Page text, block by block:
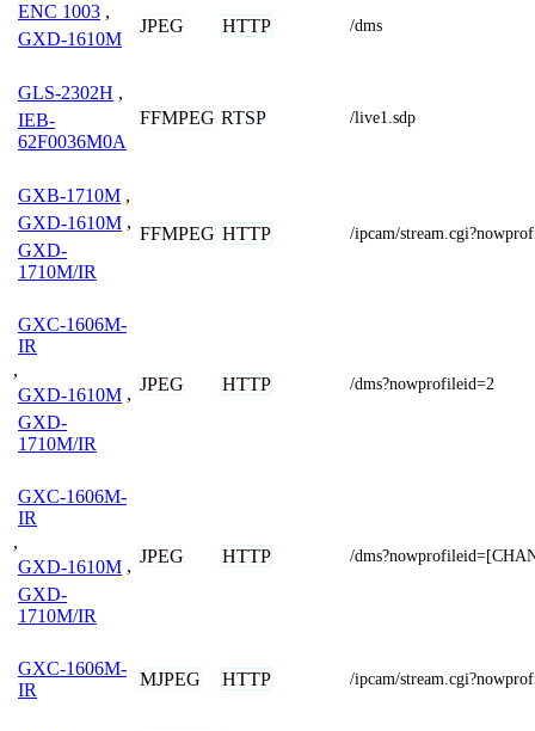
ENC 1003 ,
GXD-1610M
JPEG HTTP /dms
GLS-2302H ,
IEB-
62F0036M0A
FFMPEG RTSP /live1.sdp
GXB-1710M ,
GXD-1610M ,
GXD-
1710M/IR
FFMPEG HTTP /ipcam/
GXC-1606M-
IR
,
GXD-1610M ,
GXD-
1710M/IR
JPEG HTTP /dms?nowprofileid=2
GXC-1606M-
IR
,
GXD-1610M ,
GXD-
1710M/IR
JPEG HTTP /
GXC-1606M-
IR
MJPEG HTTP /ipcam/